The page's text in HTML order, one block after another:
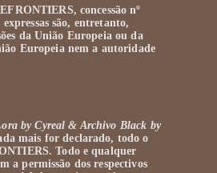
concessão nº
são, entretanto,
da União Europeia ou da
Europeia nem a autoridade
by Cyreal & Archivo Black by
mais for declarado, todo o
Todo e qualquer
a permissão dos respectivos